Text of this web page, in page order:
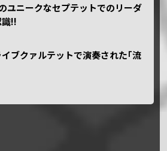
ユニークなセプテットでのリーダ
!!
ブクァルテットで演奏された｢流